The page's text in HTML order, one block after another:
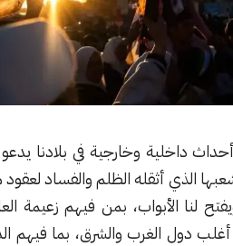
في بلادنا يدعو إلى التفاؤل
الظلم والفساد لعقود من الزمن.
بمن فيهم زعيمة العالم الولايات
والشرق، بما فيهم الدول العربية